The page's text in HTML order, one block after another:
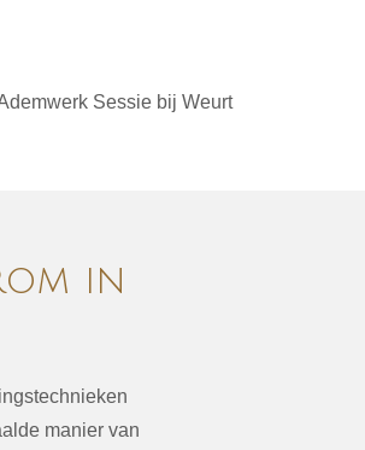
Sessie bij Weurt
in
manier van